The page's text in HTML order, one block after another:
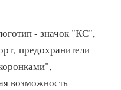
- значок "КС",
предохранители
возможность